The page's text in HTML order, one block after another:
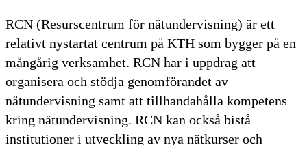
RCN (Resurscentrum för nätundervisning) är ett
relativt nystartat centrum på KTH som bygger på en
mångårig verksamhet. RCN har i uppdrag att
organisera och stödja genomförandet av
nätundervisning samt att tillhandahålla kompetens
kring nätundervisning. RCN kan också bistå
institutioner i utveckling av nya nätkurser och